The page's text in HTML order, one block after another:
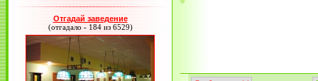
Отгадай заведение
(отгадало - 184 из 6529)